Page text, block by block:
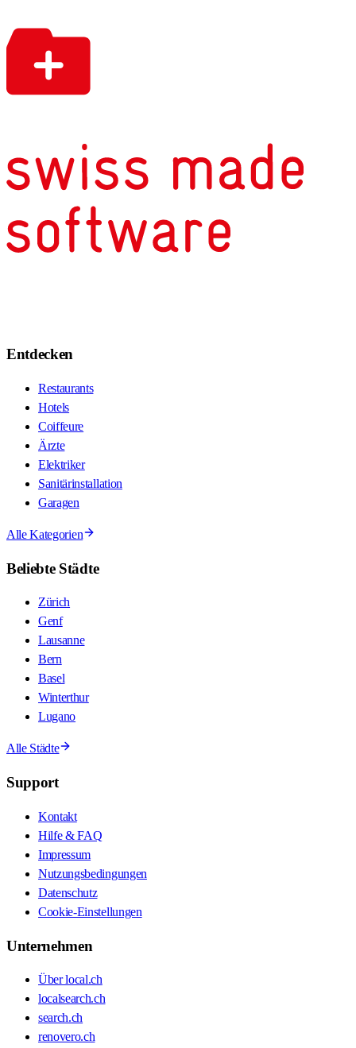
Entdecken
Restaurants
Hotels
Coiffeure
Ärzte
Elektriker
Sanitärinstallation
Garagen
Alle Kategorien
Beliebte Städte
Zürich
Genf
Lausanne
Bern
Basel
Winterthur
Lugano
Alle Städte
Support
Kontakt
Hilfe & FAQ
Impressum
Nutzungsbedingungen
Datenschutz
Cookie-Einstellungen
Unternehmen
Über local.ch
localsearch.ch
search.ch
renovero.ch